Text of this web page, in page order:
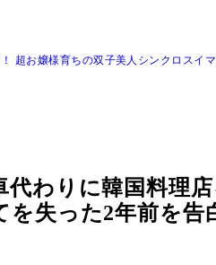
超お嬢様育ちの双子美人シンクロスイ
代わりに韓国料理
を失った2年前を告